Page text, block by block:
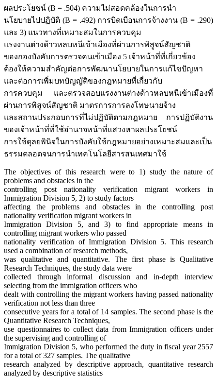
ผลประโยชน์ (B = .504) ความไม่สอดคล้องในการนำ
นโยบายไปปฏิบัติ (B = .492) การบิดเบือนการจ้างงาน (B = .290)
และ 3) แนวทางที่เหมาะสมในการควบคุม
แรงงานต่างด้าวหลบหนีเข้าเมืองที่ผ่านการพิสูจน์สัญชาติ
ของกองบังคับการตรวจคนเข้าเมือง 5 เจ้าหน้าที่ที่เกี่ยวข้อง
ต้องให้ความสำคัญต่อการพัฒนานโยบายในการแก้ไขปัญหา
และต่อการเพิ่มบทบัญญัติของกฎหมายที่เกี่ยวกับ
การควบคุม และตรวจสอบแรงงานต่างด้าวหลบหนีเข้าเมืองที่
ผ่านการพิสูจน์สัญชาติ มาตรการการลงโทษนายจ้าง
และสถานประกอบการที่ไม่ปฏิบัติตามกฎหมาย การปฏิบัติงาน
ของเจ้าหน้าที่ที่ใช้อำนาจหน้าที่แสวงหาผลประโยชน์
การใช้ดุลยพินิจในการบังคับใช้กฎหมายอย่างเหมาะสมและเป็น
ธรรมตลอดจนการนำเทคโนโลยีสารสนเทศมาใช้
The objectives of this research were to 1) study the nature of
problems and obstacles in the
controlling post nationality verification migrant workers in
Immigration Division 5, 2) to study factors
affecting the problems and obstacles in the controlling post
nationality verification migrant workers in
Immigration Division 5, and 3) to find appropriate means in
controlling migrant workers who passed
nationality verification of Immigration Division 5. This research
used a combination of research methods,
was qualitative and quantitative. The first phase is Qualitative
Research Techniques, the study data were
collected through informal discussion and in-depth interview
selecting from the immigration officers who
dealt with controlling the migrant workers having passed nationality
verification not less than three
consecutive years for a total of 14 samples. The second phase is the
Quantitative Research Techniques,
use questionnaires to collect data from Immigration officers under
the supervising and controlling of
Immigration Division 5, who performed the duty in fiscal year 2557
for a total of 327 samples. The qualitative
research analyzed by descriptive approach, quantitative research
analyzed by descriptive statistics